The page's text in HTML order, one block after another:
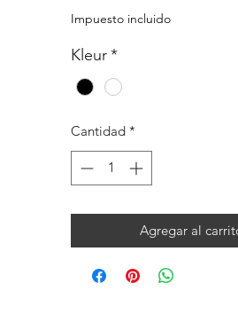
Impuesto incluido
Kleur*
Cantidad *
Agregar al